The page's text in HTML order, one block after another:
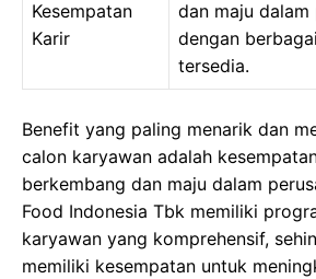
Kesempatan
Karir
dan maju dalam
dengan
tersedia.
Benefit yang paling menarik dan
calon karyawan adalah
berkembang dan maju dalam
Food Indonesia Tbk memiliki
karyawan yang komprehensif,
memiliki kesempatan untuk